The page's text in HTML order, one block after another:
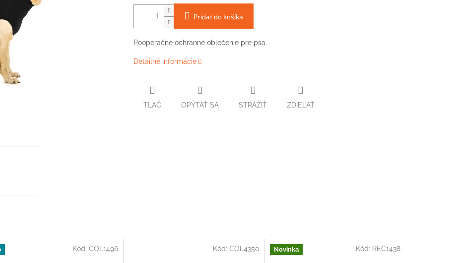
Pridať do košíka
Pooperačné ochranné oblečenie pre psa.
Detailné informácie
TLAČ OPÝTAŤ SA STRÁŽIŤ ZDIEĽAŤ
Kód: COL1496 Kód: COL4350 Novinka Kód: REC1438